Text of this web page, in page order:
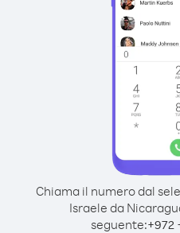
Chiama il numero dal
Israele da
seguente:+972